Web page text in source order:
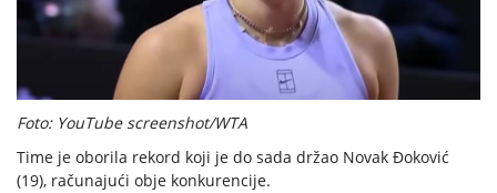
Foto: YouTube screenshot/WTA
Time je oborila rekord koji je do sada držao Novak Đoković
(19), računajući obje konkurencije.